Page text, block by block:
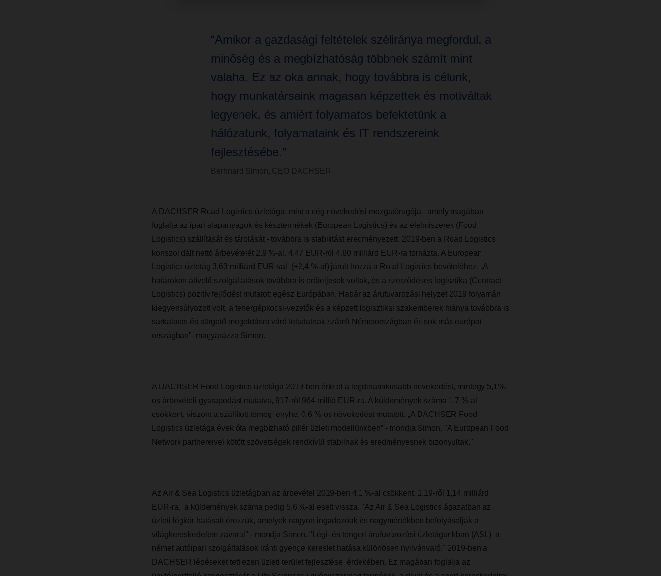
“Amikor a gazdasági feltételek széliránya megfordul, a
minőség és a megbízhatóság többnek számít mint
valaha. Ez az oka annak, hogy továbbra is célunk,
hogy munkatársaink magasan képzettek és motiváltak
legyenek, és amiért folyamatos befektetünk a
hálózatunk, folyamataink és IT rendszereink
fejlesztésébe.”
Berhnard Simon, CEO DACHSER
A DACHSER Road Logistics üzletága, mint a cég növekedési mozgatórugója - amely magában
foglalja az ipari alapanyagok és késztermékek (European Logistics) és az élelmiszerek (Food
Logistics) szállítását és tárolását - továbbra is stabilitást eredményezett. 2019-ben a Road Logistics
konszolidált nettó árbevételét 2,9 %-al, 4,47 EUR-ról 4,60 milliárd EUR-ra tornázta. A European
Logistics üzletág 3,63 milliárd EUR-val (+2,4 %-al) járult hozzá a Road Logistics bevételéhez. „A
határokon átívelő szolgáltatások továbbra is erőteljesek voltak, és a szerződéses logisztika (Contract
Logistics) pozitív fejlődést mutatott egész Európában. Habár az árufuvarozási helyzet 2019 folyamán
kiegyensúlyozott volt, a tehergépkocsi-vezetők és a képzett logisztikai szakemberek hiánya továbbra is
sarkalatos és sürgető megoldásra váró feladatnak számít Németországban és sok más európai
országban”- magyarázza Simon.
A DACHSER Food Logistics üzletága 2019-ben érte el a legdinamikusabb növekedést, mintegy 5,1%-
os árbevételi gyarapodást mutatva, 917-ről 964 millió EUR-ra. A küldemények száma 1,7 %-al
csökkent, viszont a szállított tömeg enyhe, 0,6 %-os növekedést mutatott. „A DACHSER Food
Logistics üzletága évek óta megbízható pillér üzleti modellünkben” - mondja Simon. "A European Food
Network partnereivel kötött szövetségek rendkívül stabilnak és eredményesnek bizonyultak."
Az Air & Sea Logistics üzletágban az árbevétel 2019-ben 4,1 %-al csökkent, 1,19-ről 1,14 milliárd
EUR-ra, a küldemények száma pedig 5,6 %-al esett vissza. "Az Air & Sea Logistics ágazatban az
üzleti légkör hatásait érezzük, amelyek nagyon ingadozóak és nagymértékben befolyásolják a
világkereskedelem zavarai" - mondja Simon. "Légi- és tengeri árufuvarozási üzletágunkban (ASL) a
német autóipari szolgáltatások iránti gyenge kereslet hatása különösen nyilvánvaló." 2019-ben a
DACHSER lépéseket tett ezen üzleti terület fejlesztése érdekében. Ez magában foglalja az